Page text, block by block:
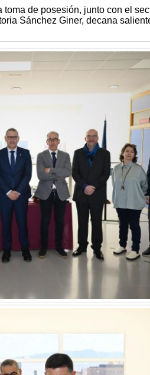
toma de posesión, junto con el
Sánchez Giner, decana